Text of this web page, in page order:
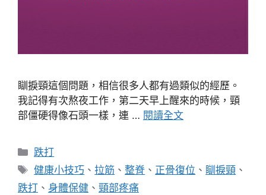
瞓捩頸這個問題，相信很多人都有過類似的經歷。
我記得有次熬夜工作，第二天早上醒來的時候，頸
部僵硬得像石頭一樣，連 … 閱讀全文
分
類
跌打
標
籤
健康小技巧 、 拉筋 、整脊 、 正骨復位 、 瞓捩頸 、
跌打 、 身體保健 、 頸部疼痛